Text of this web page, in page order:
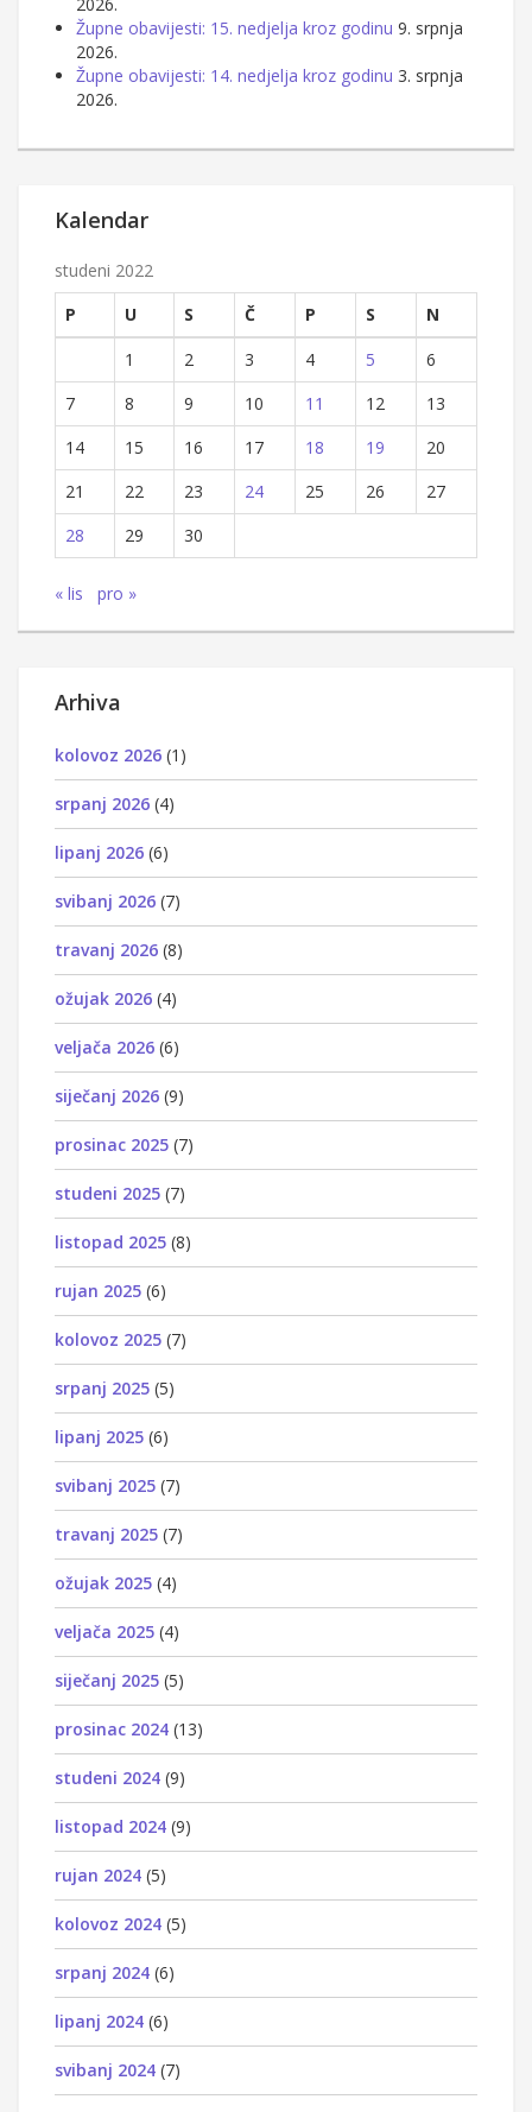
Župne obavijesti: 15. nedjelja kroz godinu 9. srpnja
2026.
Župne obavijesti: 14. nedjelja kroz godinu 3. srpnja
2026.
Kalendar
studeni 2022
P
U S Č P S
N
1
2 3 4 5
6
7
8 9 10 11 12
13
14
15 16 17 18 19
20
21
22 23 24 25 26
27
28
29 30
« lis pro »
Arhiva
kolovoz 2026 (1)
srpanj 2026 (4)
lipanj 2026 (6)
svibanj 2026 (7)
travanj 2026 (8)
ožujak 2026 (4)
veljača 2026 (6)
siječanj 2026 (9)
prosinac 2025 (7)
studeni 2025 (7)
listopad 2025 (8)
rujan 2025 (6)
kolovoz 2025 (7)
srpanj 2025 (5)
lipanj 2025 (6)
svibanj 2025 (7)
travanj 2025 (7)
ožujak 2025 (4)
veljača 2025 (4)
siječanj 2025 (5)
prosinac 2024 (13)
studeni 2024 (9)
listopad 2024 (9)
rujan 2024 (5)
kolovoz 2024 (5)
srpanj 2024 (6)
lipanj 2024 (6)
svibanj 2024 (7)